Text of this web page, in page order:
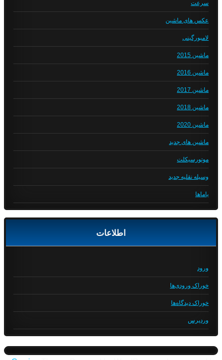
سرعت
عکس های ماشین
لامبورگینی
ماشین 2015
ماشین 2016
ماشین 2017
ماشین 2018
ماشین 2020
ماشین های جدید
موتورسیکلت
وسیله نقلیه جدید
یاماها
اطلاعات
ورود
خوراک ورودی‌ها
خوراک دیدگاه‌ها
وردپرس